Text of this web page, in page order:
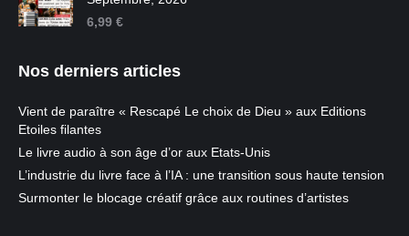
6,99 €
Nos derniers articles
Vient de paraître « Rescapé Le choix de Dieu » aux Editions
Etoiles filantes
Le livre audio à son âge d’or aux Etats-Unis
L’industrie du livre face à l’IA : une transition sous haute tension
Surmonter le blocage créatif grâce aux routines d’artistes